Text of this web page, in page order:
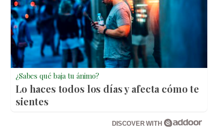
¿Sabes qué baja tu ánimo?
Lo haces todos los días y afecta cómo te
sientes
DISCOVER WITH